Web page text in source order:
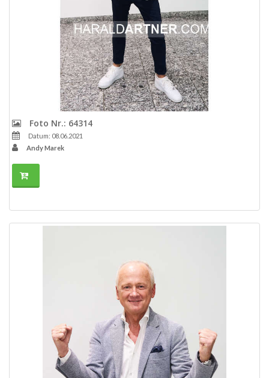
Foto Nr.: 64314
Datum: 08.06.2021
Andy Marek